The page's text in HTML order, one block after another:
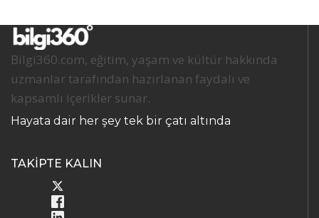
Bilgi360.com, eğitim, yaşam ve kültür hakkında
uzmanlar tarafından hazırlanan faydalı ve
kapsamlı içerikler sunar.
Hayata dair her şey tek bir çatı altında
TAKİPTE KALIN